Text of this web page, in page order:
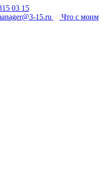
03 15
15.ru
Что с моим